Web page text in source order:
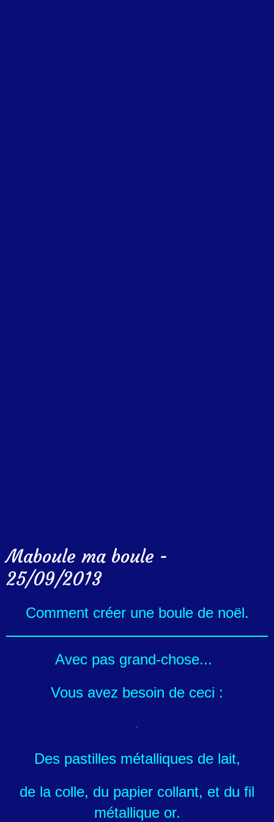
Maboule ma boule -
25/09/2013
Comment créer une boule de noël.
Avec pas grand-chose...
Vous avez besoin de ceci :
Des pastilles métalliques de lait,
de la colle, du papier collant, et du fil
métallique or.